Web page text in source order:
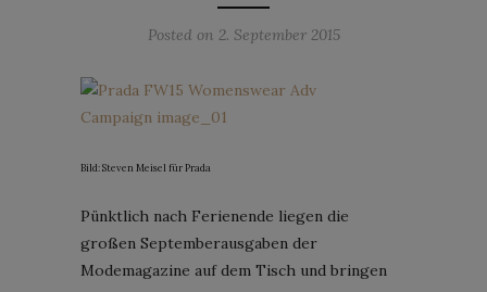
Posted on 2. September 2015
Bild: Steven Meisel für Prada
Pünktlich nach Ferienende liegen die
großen Septemberausgaben der
Modemagazine auf dem Tisch und bringen